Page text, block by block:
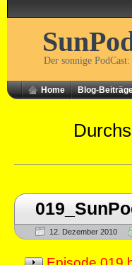
Der sonnige
Home Blog-
12. Dezember 2010